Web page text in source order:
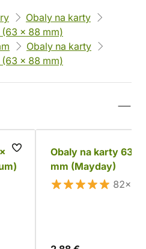
Obaly na karty
(63 x 88 mm)
Obaly na karty
(63 x 88 mm)
88
Obaly na karty 63,5
mm (Mayday)
82×